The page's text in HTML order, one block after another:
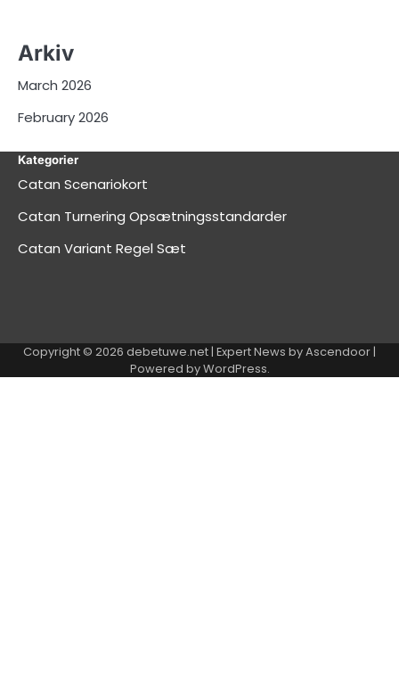
Arkiv
March 2026
February 2026
Kategorier
Catan Scenariokort
Catan Turnering Opsætningsstandarder
Catan Variant Regel Sæt
Copyright © 2026 debetuwe.net| Expert News byAscendoor|
Powered byWordPress.